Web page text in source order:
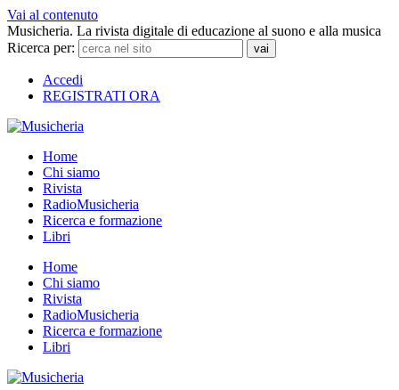
Vai al contenuto
Musicheria. La rivista digitale di educazione al suono e alla musica
Ricerca per:
Accedi
REGISTRATI ORA
Home
Chi siamo
Rivista
RadioMusicheria
Ricerca e formazione
Libri
Home
Chi siamo
Rivista
RadioMusicheria
Ricerca e formazione
Libri